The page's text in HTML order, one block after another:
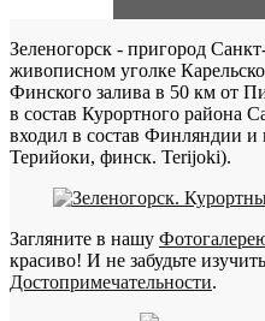
Зеленогорск - пригород
живописном уголке
Финского залива в 50 км от
в состав Курортного района
входил в состав Финляндии и
Терийоки, финск. Terijoki).
Загляните в нашу
красиво! И не забудьте изучить
Достопримечательности.